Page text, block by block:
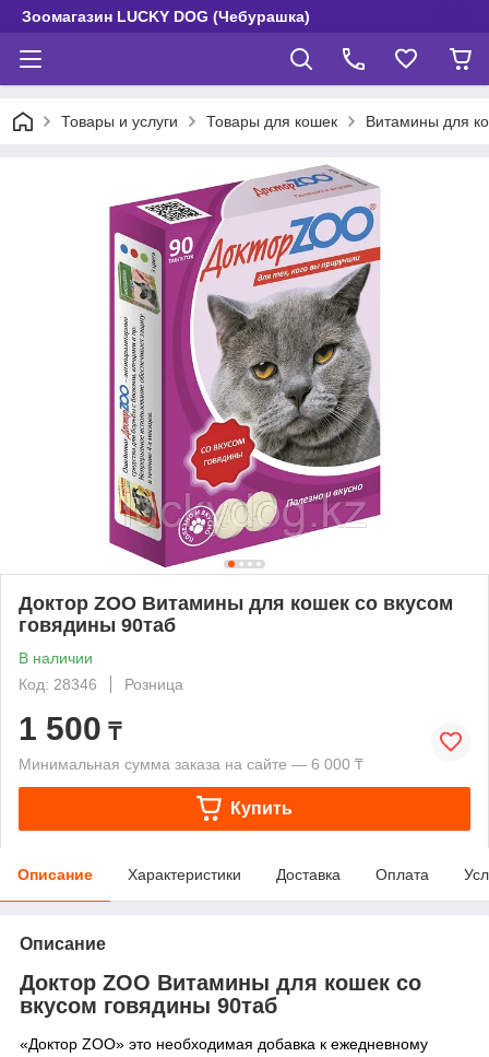
Зоомагазин LUCKY DOG (Чебурашка)
Товары и услуги Товары для кошек Витамины для
Доктор ZOO Витамины для кошек со вкусом
говядины 90таб
В наличии
Код: 28346
Розница
1 500 ₸
Минимальная сумма заказа на сайте — 6 000 ₸
Купить
Описание Характеристики Доставка Оплата
Описание
Доктор ZOO Витамины для кошек со
вкусом говядины 90таб
«Доктор ZOO» это необходимая добавка к ежедневному